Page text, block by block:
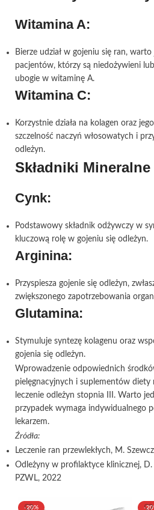
Witamina A:
Bierze udział w gojeniu się ran,
pacjentów, którzy są niedożywieni
ubogie w witaminę A.
Witamina C:
Korzystnie działa na kolagen oraz
szczelność naczyń włosowatych i
odleżyn.
Składniki
Cynk:
Podstawowy składnik odżywczy w
kluczową rolę w gojeniu się odleżyn.
Arginina:
Przyspiesza gojenie się odleżyn,
zwiększonego zapotrzebowania
Glutamina:
Stymuluje syntezę kolagenu oraz
gojenia się odleżyn.
Wprowadzenie odpowiednich
pielęgnacyjnych i suplementów diety
leczenie odleżyn stopnia III. Warto
przypadek wymaga indywidualnego
lekarzem.
Źródła:
Leczenie ran przewlekłych, M.
Odleżyny w profilaktyce klinicznej, D.
PZWL, 2022
-20% -